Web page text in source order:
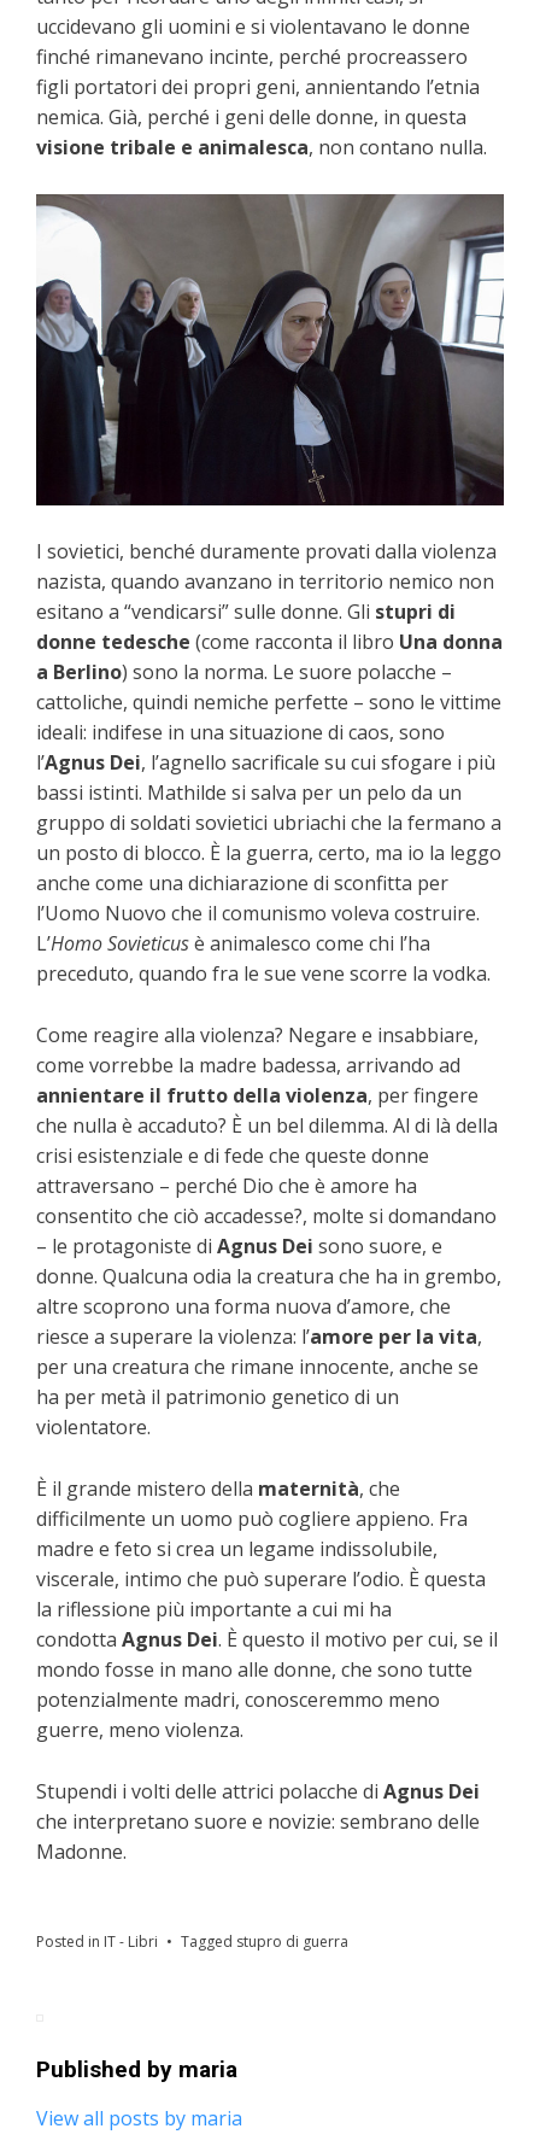
uccidevano gli uomini e si violentavano le donne
finché rimanevano incinte, perché procreassero
figli portatori dei propri geni, annientando l’etnia
nemica. Già, perché i geni delle donne, in questa
visione tribale e animalesca, non contano nulla.
I sovietici, benché duramente provati dalla violenza
nazista, quando avanzano in territorio nemico non
esitano a “vendicarsi” sulle donne. Gli stupri di
donne tedesche (come racconta il libro Una donna
a Berlino) sono la norma. Le suore polacche –
cattoliche, quindi nemiche perfette – sono le vittime
ideali: indifese in una situazione di caos, sono
l’Agnus Dei, l’agnello sacrificale su cui sfogare i più
bassi istinti. Mathilde si salva per un pelo da un
gruppo di soldati sovietici ubriachi che la fermano a
un posto di blocco. È la guerra, certo, ma io la leggo
anche come una dichiarazione di sconfitta per
l’Uomo Nuovo che il comunismo voleva costruire.
L’Homo Sovieticusè animalesco come chi l’ha
preceduto, quando fra le sue vene scorre la vodka.
Come reagire alla violenza? Negare e insabbiare,
come vorrebbe la madre badessa, arrivando ad
annientare il frutto della violenza, per fingere
che nulla è accaduto? È un bel dilemma. Al di là della
crisi esistenziale e di fede che queste donne
attraversano – perché Dio che è amore ha
consentito che ciò accadesse?, molte si domandano
– le protagoniste di Agnus Dei sono suore, e
donne. Qualcuna odia la creatura che ha in grembo,
altre scoprono una forma nuova d’amore, che
riesce a superare la violenza: l’amore per la vita,
per una creatura che rimane innocente, anche se
ha per metà il patrimonio genetico di un
violentatore.
È il grande mistero della maternità, che
difficilmente un uomo può cogliere appieno. Fra
madre e feto si crea un legame indissolubile,
viscerale, intimo che può superare l’odio. È questa
la riflessione più importante a cui mi ha
condotta Agnus Dei. È questo il motivo per cui, se il
mondo fosse in mano alle donne, che sono tutte
potenzialmente madri, conosceremmo meno
guerre, meno violenza.
Stupendi i volti delle attrici polacche di Agnus Dei
che interpretano suore e novizie: sembrano delle
Madonne.
Posted in IT - Libri Tagged stupro di guerra
Published by maria
View all posts by maria